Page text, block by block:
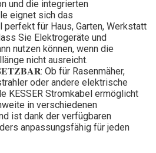
und die integrierten
eignet sich das
perfekt für Haus, Garten, Werkstatt
Sie Elektrogeräte und
nutzen können, wenn die
nicht ausreicht.
Ob für Rasenmäher,
oder andere elektrische
KESSER Stromkabel ermöglicht
in verschiedenen
ist dank der verfügbaren
anpassungsfähig für jeden